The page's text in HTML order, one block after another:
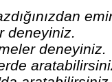
deneyiniz.
deneyiniz.